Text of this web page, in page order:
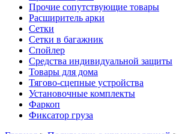
Прочие сопутствующие товары
Расширитель арки
Сетки
Сетки в багажник
Спойлер
Средства индивидуальной защиты
Товары для дома
Тягово-сцепные устройства
Установочные комплекты
Фаркоп
Фиксатор груза